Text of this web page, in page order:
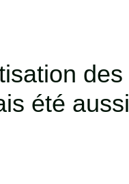
des
été aussi